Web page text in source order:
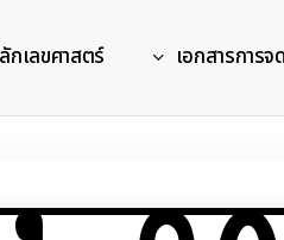
กเลขศาสตร์ เอกสารการจ